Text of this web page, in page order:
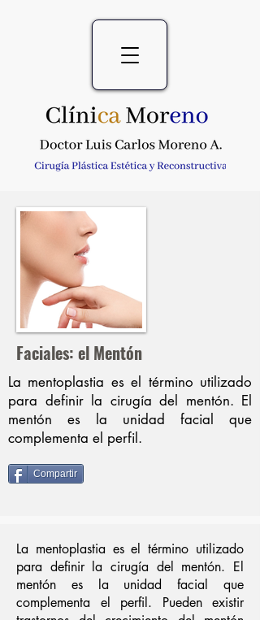
Faciales: el Mentón
La mentoplastia es el término utilizado
para definir la cirugía del mentón. El
mentón es la unidad facial que
complementa el perfil.
Compartir
La mentoplastia es el término utilizado
para definir la cirugía del mentón. El
mentón es la unidad facial que
complementa el perfil. Pueden existir